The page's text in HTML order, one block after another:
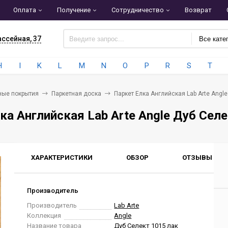
Оплата Получение Сотрудничество Возврат
37 Все
I K L M N O P R S T
покрытия Паркетная доска Паркет Елка Английская Lab Arte
Английская Lab Arte Angle Дуб
ХАРАКТЕРИСТИКИ ОБЗОР ОТЗЫВЫ
Производитель
Производитель
Lab Arte
Коллекция
Angle
Название товара
Дуб Селект 1015 лак